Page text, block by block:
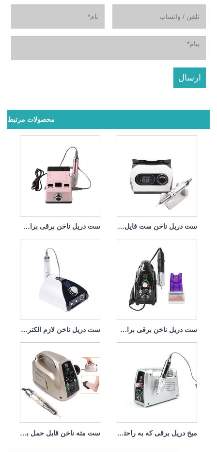
محصولات مرتبط
ست دریل ناخن برقی برای پاک کردن ژل لهستانی 65w 35000rpm ست دریل ناخن ست فایل برقی حرفه ای 65w 35000rpm
ست دریل ناخن لازم الکتریک 65w 35000rpm ست دریل ناخن برقی برای حذف Dip 65w 35000rpm
ست مته ناخن قابل حمل برقی با موتور قدرتمند 65w 35000rpm میخ دریل برقی که به راحتی آسیب نمی بیند هندپیس 65w 35000rpm